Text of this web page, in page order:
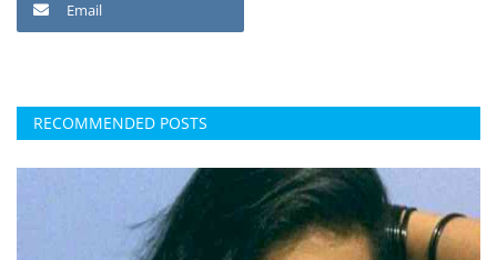
Email
RECOMMENDED POSTS